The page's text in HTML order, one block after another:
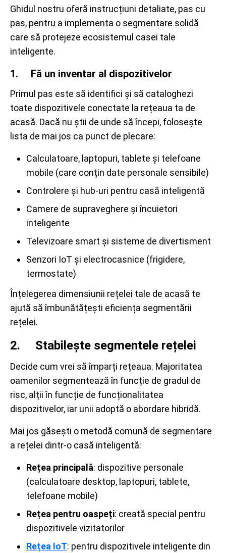
Ghidul nostru oferă instrucțiuni detaliate, pas cu
pas, pentru a implementa o segmentare solidă
care să protejeze ecosistemul casei tale
inteligente.
1. Fă un inventar al dispozitivelor
Primul pas este să identifici și să cataloghezi
toate dispozitivele conectate la rețeaua ta de
acasă. Dacă nu știi de unde să începi, folosește
lista de mai jos ca punct de plecare:
Calculatoare, laptopuri, tablete și telefoane
mobile (care conțin date personale sensibile)
Controlere și hub-uri pentru casă inteligentă
Camere de supraveghere și încuietori
inteligente
Televizoare smart și sisteme de divertisment
Senzori IoT și electrocasnice (frigidere,
termostate)
Înțelegerea dimensiunii rețelei tale de acasă te
ajută să îmbunătățești eficiența segmentării
rețelei.
2. Stabilește segmentele rețelei
Decide cum vrei să împarți rețeaua. Majoritatea
oamenilor segmentează în funcție de gradul de
risc, alții în funcție de funcționalitatea
dispozitivelor, iar unii adoptă o abordare hibridă.
Mai jos găsești o metodă comună de segmentare
a rețelei dintr-o casă inteligentă:
Rețea principală: dispozitive personale
(calculatoare desktop, laptopuri, tablete,
telefoane mobile)
Rețea pentru oaspeți: creată special pentru
dispozitivele vizitatorilor
Rețea IoT: pentru dispozitivele inteligente din